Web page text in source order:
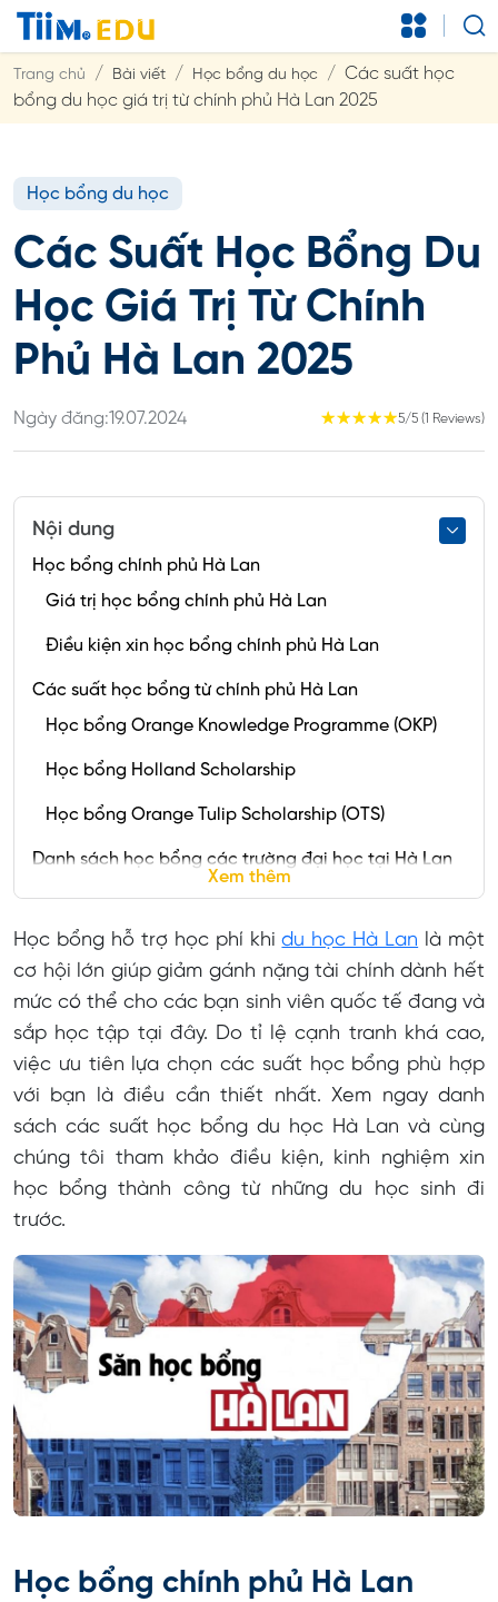
Trang chủ Bài viết Học bổng du học
Các suất học
bổng du học giá trị từ chính phủ Hà Lan 2025
Học bổng du học
Các Suất Học Bổng Du
Học Giá Trị Từ Chính
Phủ Hà Lan 2025
Ngày đăng:19.07.2024 ☆
☆
☆
☆
☆ 5/5 (1 Reviews)
Nội dung
Học bổng chính phủ Hà Lan
Giá trị học bổng chính phủ Hà Lan
Điều kiện xin học bổng chính phủ Hà Lan
Các suất học bổng từ chính phủ Hà Lan
Học bổng Orange Knowledge Programme (OKP)
Học bổng Holland Scholarship
Học bổng Orange Tulip Scholarship (OTS)
Danh sách học bổng các trường đại học tại Hà Lan
Điều kiện xin học bổng du học Hà Lan
Cách săn học bổng Hà Lan
Kinh nghiệm xin học bổng Hà Lan 2025
Lưu ý chuẩn bị hồ sơ
Lưu ý viết thư giới thiệu và luận văn
Lưu ý chọn trung tâm tư vấn
Ví dụ thư giới thiệu xin học bổng du học Hà Lan
Xem thêm
Học bổng hỗ trợ học phí khidu học Hà Lan là một
cơ hội lớn giúp giảm gánh nặng tài chính dành hết
mức có thể cho các bạn sinh viên quốc tế đang và
sắp học tập tại đây. Do tỉ lệ cạnh tranh khá cao,
việc ưu tiên lựa chọn các suất học bổng phù hợp
với bạn là điều cần thiết nhất. Xem ngay danh
sách các suất học bổng du học Hà Lan và cùng
chúng tôi tham khảo điều kiện, kinh nghiệm xin
học bổng thành công từ những du học sinh đi
trước.
Học bổng chính phủ Hà Lan